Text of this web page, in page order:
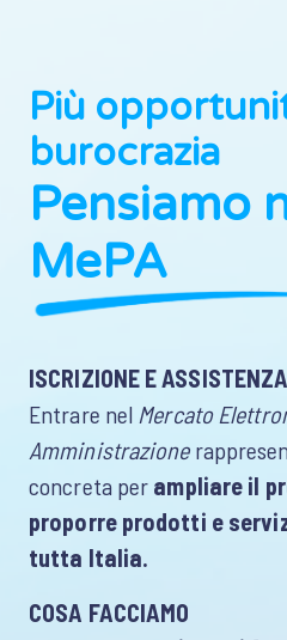
Più
burocrazia
Pensiamo
MePA
ISCRIZIONE E
Entrare nel Mercato
Amministrazione
concreta per ampliare il
proporre prodotti e
tutta Italia.
COSA FACCIAMO